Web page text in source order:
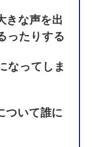
きな声を出
ったりする
なってしま
ついて誰に